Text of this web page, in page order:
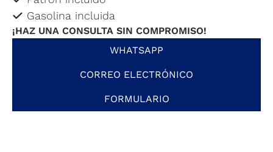
Gasolina incluida
¡HAZ UNA CONSULTA SIN COMPROMISO!
WHATSAPP
CORREO ELECTRÓNICO
FORMULARIO